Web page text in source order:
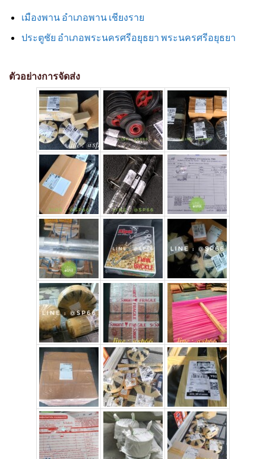
เมืองพาน อำเภอพาน เชียงราย
ประตูชัย อำเภอพระนครศรีอยุธยา พระนครศรีอยุธยา
ตัวอย่างการจัดส่ง